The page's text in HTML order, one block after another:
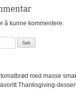
å kunne kommentere.
med masse
Thanksgiving-